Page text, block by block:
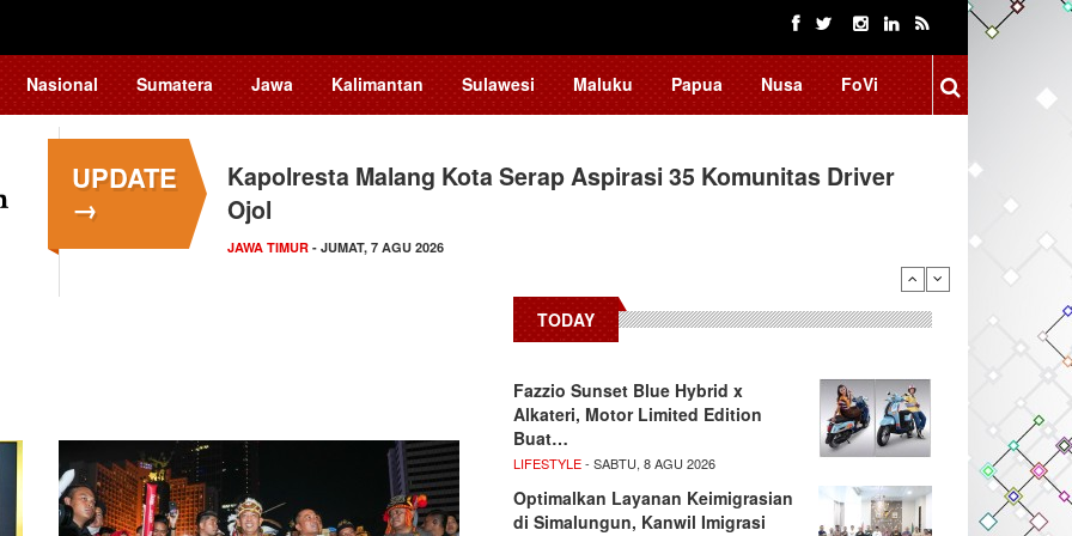
Nasional Sumatera Jawa Kalimantan Sulawesi Maluku Papua Nusa FoVi
UPDATE
→
Kapolresta Malang Kota Serap Aspirasi 35 Komunitas Driver
Ojol
JAWA TIMUR - JUMAT, 7 AGU 2026
TODAY
Fazzio Sunset Blue Hybrid x
Alkateri, Motor Limited Edition
Buat…
LIFESTYLE- SABTU, 8 AGU 2026
Optimalkan Layanan Keimigrasian
di Simalungun, Kanwil Imigrasi